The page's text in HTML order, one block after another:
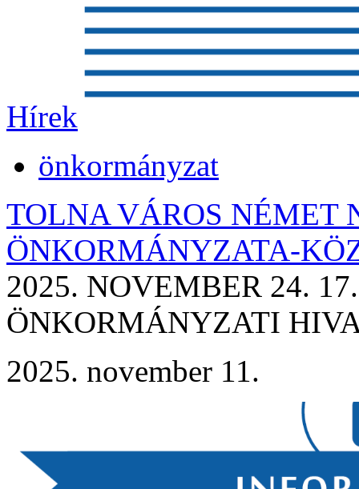
Hírek
önkormányzat
TOLNA VÁROS NÉMET
ÖNKORMÁNYZATA-
2025. NOVEMBER 24.
ÖNKORMÁNYZATI
2025. november 11.